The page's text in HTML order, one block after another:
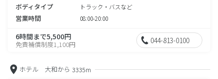
ボディタイプ トラック・バスなど
営業時間 08:00-20:00
6時間まで5,500円
免責補償制度1,100円 044-813-0100
ホテル 大和から 3335m